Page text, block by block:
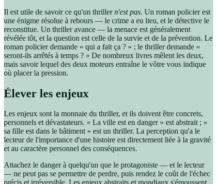
Il est utile de savoir ce qu'un thrillern'est pas. Un roman policier est
une énigme résolue à rebours — le crime a eu lieu, et le détective le
reconstitue. Un thriller avance — la menace est généralement
révélée tôt, et la question est celle de la survie et de la prévention. Le
roman policier demande « qui a fait ça ? » ; le thriller demande «
seront-ils arrêtés à temps ? » De nombreux livres mêlent les deux,
mais savoir lequel des deux moteurs entraîne le vôtre vous indique
où placer la pression.
Élever les enjeux
Les enjeux sont la monnaie du thriller, et ils doivent être concrets,
personnels et dévastateurs. « La ville est en danger » est abstrait ; «
sa fille est dans le bâtiment » est un thriller. La perception qu'a le
lecteur de l'importance d'une histoire est directement liée à la gravité
et au caractère personnel des conséquences.
Attachez le danger à quelqu'un que le protagoniste — et le lecteur
— ne peut pas se permettre de perdre, puis rendez le coût de l'échec